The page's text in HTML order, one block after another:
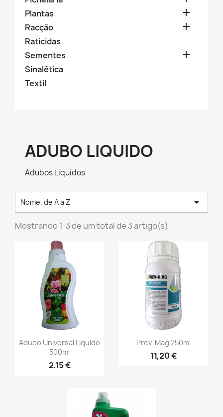
Plantas 
Racção 
Raticidas
Sementes

Sinalética
Textil
ADUBO LIQUIDO
Adubos Liquidos
Nome, de A a Z 
Mostrando 1-3 de um total de 3 artigo(s)
Adubo Universal Liquido
500ml
2,15 €
Prev-Mag 250ml
11,20 €